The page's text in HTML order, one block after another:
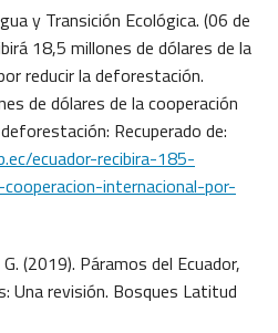
y Transición Ecológica. (06 de
18,5 millones de dólares de la
reducir la deforestación.
de dólares de la cooperación
Recuperado de:
ecuador-recibira-185-
internacional-por-
(2019). Páramos del Ecuador,
Una revisión. Bosques Latitud